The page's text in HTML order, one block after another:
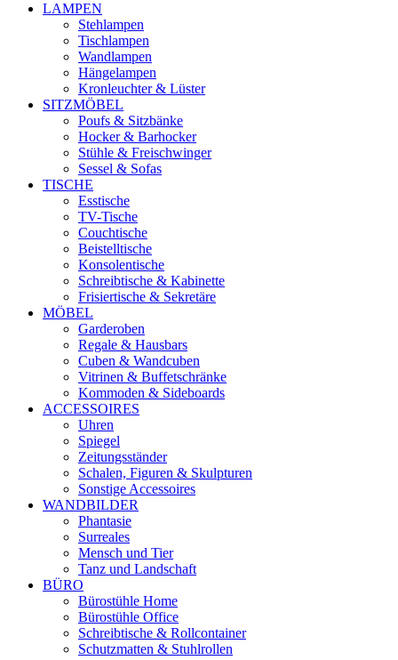
LAMPEN
Stehlampen
Tischlampen
Wandlampen
Hängelampen
Kronleuchter & Lüster
SITZMÖBEL
Poufs & Sitzbänke
Hocker & Barhocker
Stühle & Freischwinger
Sessel & Sofas
TISCHE
Esstische
TV-Tische
Couchtische
Beistelltische
Konsolentische
Schreibtische & Kabinette
Frisiertische & Sekretäre
MÖBEL
Garderoben
Regale & Hausbars
Cuben & Wandcuben
Vitrinen & Buffetschränke
Kommoden & Sideboards
ACCESSOIRES
Uhren
Spiegel
Zeitungsständer
Schalen, Figuren & Skulpturen
Sonstige Accessoires
WANDBILDER
Phantasie
Surreales
Mensch und Tier
Tanz und Landschaft
BÜRO
Bürostühle Home
Bürostühle Office
Schreibtische & Rollcontainer
Schutzmatten & Stuhlrollen